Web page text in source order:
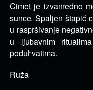
Cimet je izvanredno
sunce. Spaljen štapić
u raspršivanje
u ljubavnim
poduhvatima.
Ruža